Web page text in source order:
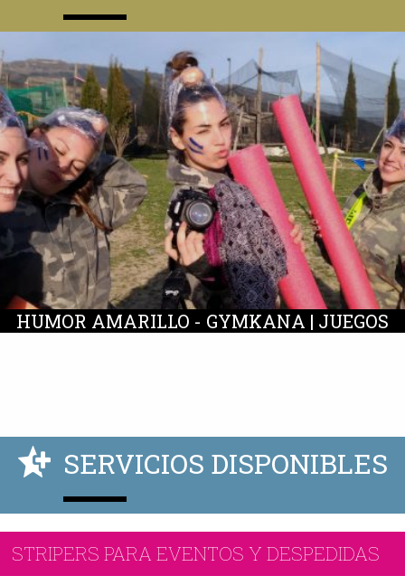
HUMOR AMARILLO - GYMKANA | JUEGOS
SERVICIOS DISPONIBLES
STRIPERS PARA EVENTOS Y DESPEDIDAS